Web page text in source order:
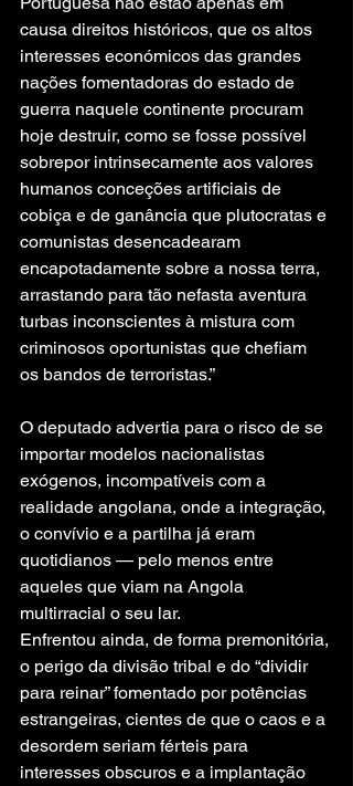
causa direitos históricos, que os altos
interesses económicos das grandes
nações fomentadoras do estado de
guerra naquele continente procuram
hoje destruir, como se fosse possível
sobrepor intrinsecamente aos valores
humanos conceções artificiais de
cobiça e de ganância que plutocratas e
comunistas desencadearam
encapotadamente sobre a nossa terra,
arrastando para tão nefasta aventura
turbas inconscientes à mistura com
criminosos oportunistas que chefiam
os bandos de terroristas.”
O deputado advertia para o risco de se
importar modelos nacionalistas
exógenos, incompatíveis com a
realidade angolana, onde a integração,
o convívio e a partilha já eram
quotidianos — pelo menos entre
aqueles que viam na Angola
multirracial o seu lar.
Enfrentou ainda, de forma premonitória,
o perigo da divisão tribal e do “dividir
para reinar” fomentado por potências
estrangeiras, cientes de que o caos e a
desordem seriam férteis para
interesses obscuros e a implantação